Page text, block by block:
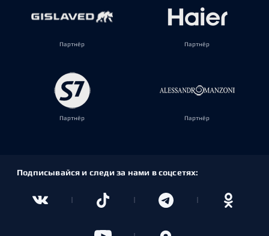
Партнёр Партнёр
Партнёр Партнёр
Подписывайся и следи за нами в соцсетях: